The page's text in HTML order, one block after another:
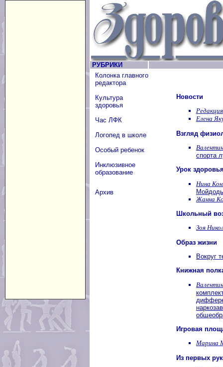
РУБРИКИ
Колонка главного
редактора
Культура
здоровья
Час ЛФК
Логопед в школе
Особый ребенок
Инклюзивное
образование
Архив
Новости
Елена
Взгляд
спорта
Урок
Нина
Жанна
Школьный
Зоя
Образ жизни
Вокруг
Книжная
Игровая
Марина
Из первых рук